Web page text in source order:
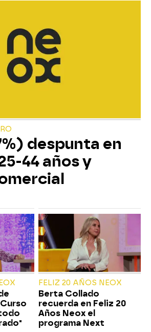
despunta en
44 años y
FELIZ 20 AÑOS NEOX
Berta Collado
recuerda en Feliz 20
Años Neox el
programa Next